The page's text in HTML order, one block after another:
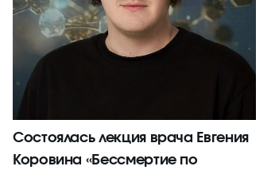
Состоялась лекция врача Евгения
Коровина «Бессмертие по